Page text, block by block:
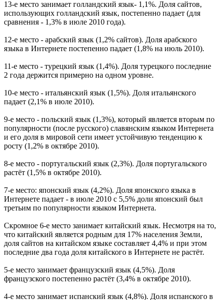
13-е место занимает голландский язык- 1,1%. Доля сайтов,
использующих голландский язык, постепенно падает (для
сравнения - 1,3% в июле 2010 года).
12-е место - арабский язык (1,2% сайтов). Доля арабского
языка в Интернете постепенно падает (1,8% на июль 2010).
11-е место - турецкий язык (1,4%). Доля турецкого последние
2 года держится примерно на одном уровне.
10-е место - итальянский язык (1,5%). Доля итальянского
падает (2,1% в июле 2010).
9-е место - польский язык (1,3%), который является вторым по
популярности (после русского) славянским языком Интернета
и его доля в мировой сети имеет устойчивую тенденцию к
росту (1,2% в октябре 2010).
8-е место - португальский язык (2,3%). Доля португальского
растёт (1,5% в октябре 2010).
7-е место: японский язык (4,2%). Доля японского языка в
Интернете падает - в июле 2010 с 5,5% доли японский был
третьим по популярности языком Интернета.
Скромное 6-е место занимает китайский язык. Несмотря на то,
что китайский является родным для 17% населения Земли,
доля сайтов на китайском языке составляет 4,4% и при этом
последние два года доля китайского в Интернете не растёт.
5-е место занимает французский язык (4,5%). Доля
французского постепенно растёт (3,4% в октябре 2010).
4-е место занимает испанский язык (4,8%). Доля испанского в